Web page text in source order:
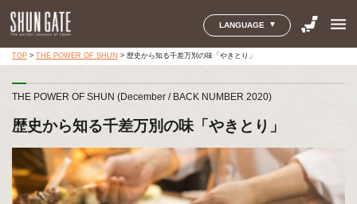
LANGUAGE menu
TOP> THE POWER OF SHUN > 歴史から知る千差万別の味「やきとり」
THE POWER OF SHUN (December / BACK NUMBER 2020)
歴史から知る千差万別の味「やきとり」